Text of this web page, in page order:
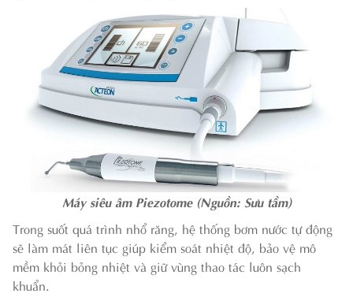
Máy siêu âm Piezotome (Nguồn: Sưu tầm)
Trong suốt quá trình nhổ răng, hệ thống bơm nước tự động
sẽ làm mát liên tục giúp kiểm soát nhiệt độ, bảo vệ mô
mềm khỏi bỏng nhiệt và giữ vùng thao tác luôn sạch
khuẩn.